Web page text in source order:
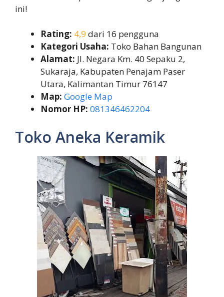
ini!
Rating: 4,9 dari 16 pengguna
Kategori Usaha: Toko Bahan Bangunan
Alamat: Jl. Negara Km. 40 Sepaku 2,
Sukaraja, Kabupaten Penajam Paser
Utara, Kalimantan Timur 76147
Map: Google Map
Nomor HP: 081346462204
Toko Aneka Keramik